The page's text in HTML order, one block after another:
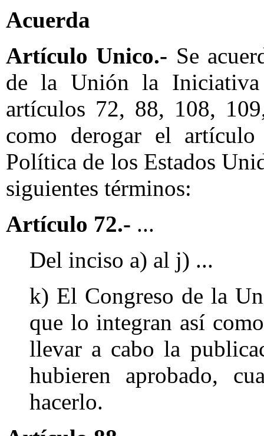
Acuerda
Artículo Unico.- Se
de la Unión la Iniciativa
artículos 72, 88, 108,
como derogar el
Política de los Estados
siguientes términos:
Artículo 72.- ...
Del inciso a) al j) ...
k) El Congreso de la
que lo integran así
llevar a cabo la
hubieren aprobado,
hacerlo.